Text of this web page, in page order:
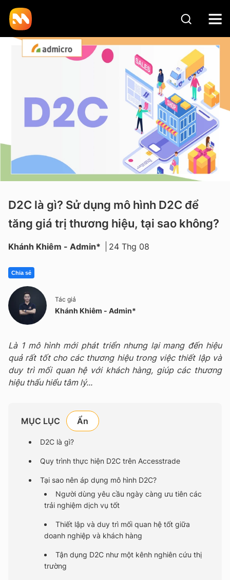
D2C là gì? Sử dụng mô hình D2C để
tăng giá trị thương hiệu, tại sao không?
Khánh Khiêm - Admin* 24 Thg 08
Chia sẻ
Tác giả
Khánh Khiêm - Admin*
Là 1 mô hình mới phát triển nhưng lại mang đến hiệu
quả rất tốt cho các thương hiệu trong việc thiết lập và
duy trì mối quan hệ với khách hàng, giúp các thương
hiệu thấu hiểu tâm lý...
MỤC LỤC
D2C là gì?
Quy trình thực hiện D2C trên Accesstrade
Tại sao nên áp dụng mô hình D2C?
Người dùng yêu cầu ngày càng ưu tiên các
trải nghiệm dịch vụ tốt
Thiết lập và duy trì mối quan hệ tốt giữa
doanh nghiệp và khách hàng
Tận dụng D2C như một kênh nghiên cứu thị
trường